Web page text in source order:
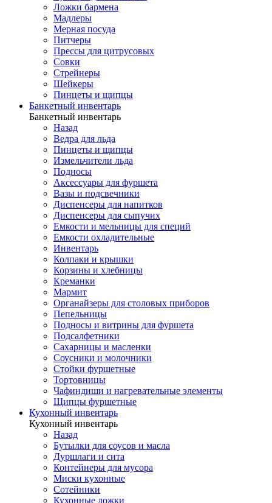
Ложки бармена
Мадлеры
Мерная посуда
Питчеры
Прессы для цитрусовых
Совки
Стрейнеры
Шейкеры
Пинцеты и щипцы
Банкетный инвентарь
Банкетный инвентарь
Назад
Ведра для льда
Пинцеты и щипцы
Измельчители льда
Подносы
Аксессуары для фуршета
Вазы и подсвечники
Диспенсеры для напитков
Диспенсеры для сыпучих
Емкости и мельницы для специй
Емкости охладительные
Инвентарь
Колпаки и крышки
Корзины и хлебницы
Креманки
Мармит
Органайзеры для столовых приборов
Пепельницы
Подносы и витрины для фуршета
Подсалфетники
Сахарницы и масленки
Соусники и молочники
Стойки фуршетные
Тортовницы
Чафиндиши и нагревательные элементы
Щипцы фуршетные
Кухонный инвентарь
Кухонный инвентарь
Назад
Бутылки для соусов и масла
Дуршлаги и сита
Контейнеры для мусора
Миски кухонные
Сотейники
Кухонные ложки